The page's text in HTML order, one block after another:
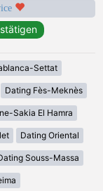
Settat
Dating Fès-Meknès
Sakia El Hamra
Dating Oriental
Souss-Massa